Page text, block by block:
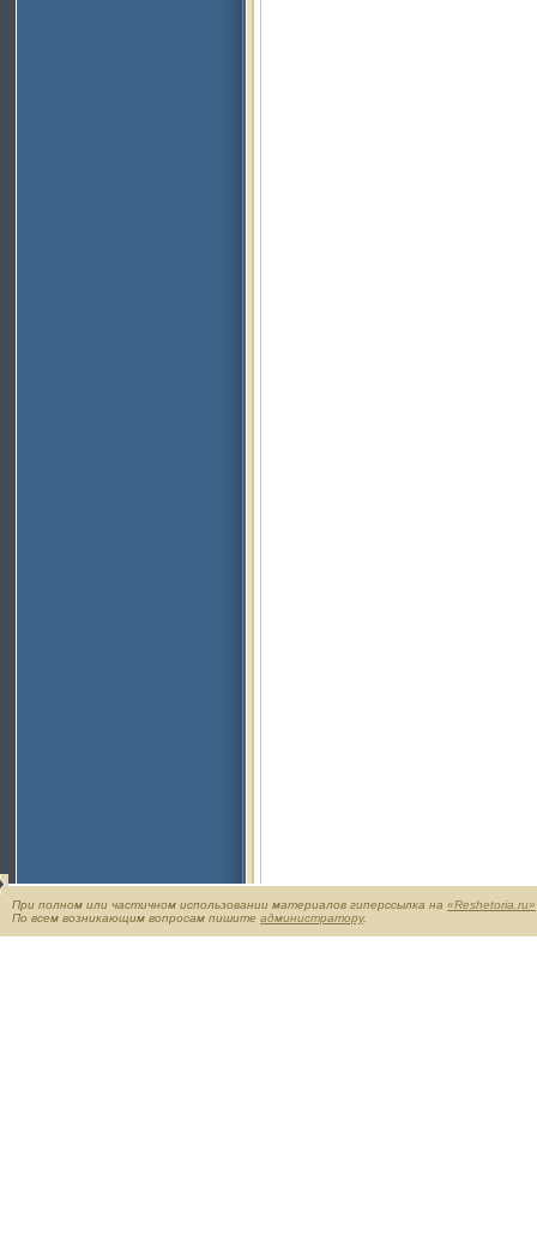
При полном или частичном использовании материалов гиперссылка на «Reshetoria.ru»
По всем возникающим вопросам пишите администратору.